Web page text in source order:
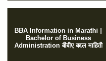
BBA Information in Marathi |
Bachelor of Business
Administration बीबीए बद्दल माहिती